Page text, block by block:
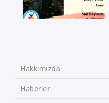
Hakkımızda
Haberler